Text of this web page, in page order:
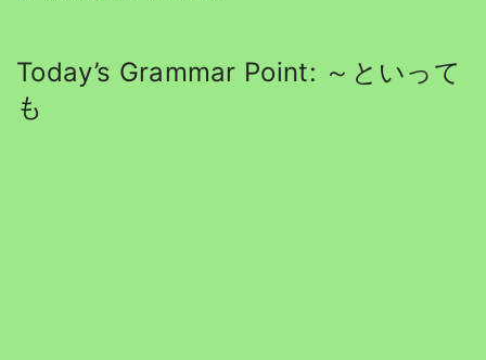
Today’s Grammar Point: ～といって
も